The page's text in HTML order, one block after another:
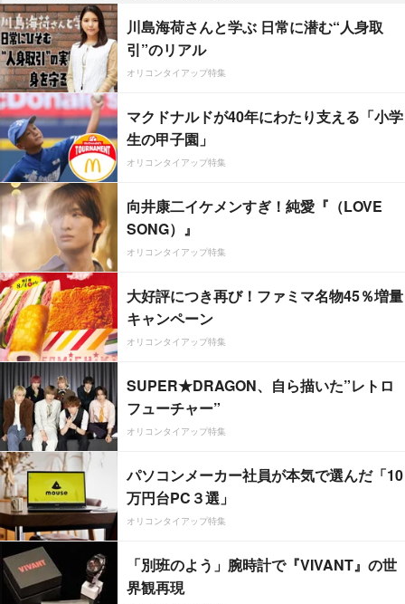
川島海荷さんと学ぶ 日常に潜む“人身取
引”のリアル
オリコンタイアップ特集
マクドナルドが40年にわたり支える「小学
生の甲子園」
オリコンタイアップ特集
向井康二イケメンすぎ！純愛『（LOVE
SONG）』
オリコンタイアップ特集
大好評につき再び！ファミマ名物45％増量
キャンペーン
オリコンタイアップ特集
SUPER★DRAGON、自ら描いた”レトロ
フューチャー”
オリコンタイアップ特集
パソコンメーカー社員が本気で選んだ「10
万円台PC３選」
オリコンタイアップ特集
「別班のよう」腕時計で『VIVANT』の世
界観再現